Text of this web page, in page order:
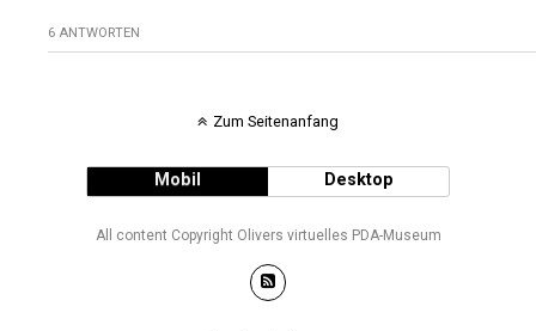
6 ANTWORTEN
Zum Seitenanfang
Mobil Desktop
All content Copyright Olivers virtuelles PDA-Museum